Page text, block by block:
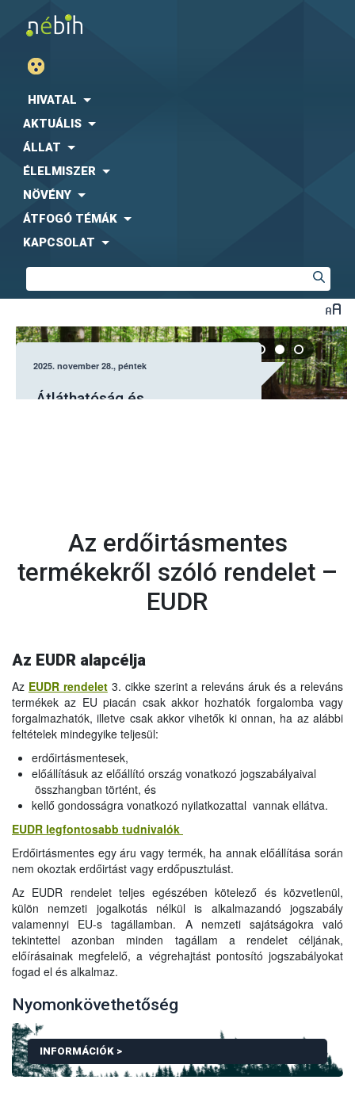
HIVATAL
AKTUÁLIS
ÁLLAT
ÉLELMISZER
NÖVÉNY
ÁTFOGÓ TÉMÁK
KAPCSOLAT
2025. november 28., péntek
Átláthatóság és
Az erdőirtásmentes
termékekről szóló rendelet –
EUDR
Az EUDR alapcélja
Az EUDR rendelet3. cikke szerint a releváns áruk és a releváns
termékek az EU piacán csak akkor hozhatók forgalomba vagy
forgalmazhatók, illetve csak akkor vihetők ki onnan, ha az alábbi
feltételek mindegyike teljesül:
erdőirtásmentesek,
előállításuk az előállító ország vonatkozó jogszabályaival
összhangban történt, és
kellő gondosságra vonatkozó nyilatkozattal vannak ellátva.
EUDR legfontosabb tudnivalók
Erdőirtásmentes egy áru vagy termék, ha annak előállítása során
nem okoztak erdőirtást vagy erdőpusztulást.
Az EUDR rendelet teljes egészében kötelező és közvetlenül,
külön nemzeti jogalkotás nélkül is alkalmazandó jogszabály
valamennyi EU-s tagállamban. A nemzeti sajátságokra való
tekintettel azonban minden tagállam a rendelet céljának,
előírásainak megfelelő, a végrehajtást pontosító jogszabályokat
fogad el és alkalmaz.
Nyomonkövethetőség
INFORMÁCIÓK >